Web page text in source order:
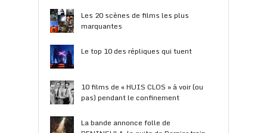
Les 20 scènes de films les plus
marquantes
Le top 10 des répliques qui tuent
10 films de « HUIS CLOS » à voir (ou
pas) pendant le confinement
La bande annonce folle de